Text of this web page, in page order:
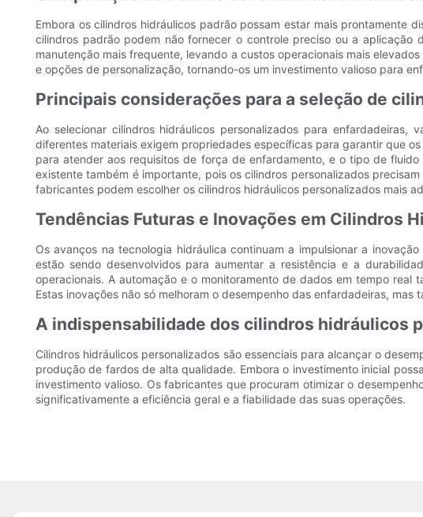
Embora os cilindros hidráulicos padrão possam estar mais prontamente
cilindros padrão podem não fornecer o controle preciso ou a
manutenção mais frequente, levando a custos operacionais mais
e opções de personalização, tornando-os um investimento valioso para
Principais considerações para a seleção de
Ao selecionar cilindros hidráulicos personalizados para
diferentes materiais exigem propriedades específicas para garantir que
para atender aos requisitos de força de enfardamento, e o tipo de
existente também é importante, pois os cilindros personalizados
fabricantes podem escolher os cilindros hidráulicos personalizados mais
Tendências Futuras e Inovações em Cilindros
Os avanços na tecnologia hidráulica continuam a impulsionar a
estão sendo desenvolvidos para aumentar a resistência e a
operacionais. A automação e o monitoramento de dados em tempo
Estas inovações não só melhoram o desempenho das enfardadeiras,
A indispensabilidade dos cilindros hidráulicos
Cilindros hidráulicos personalizados são essenciais para alcançar o
produção de fardos de alta qualidade. Embora o investimento inicial
investimento valioso. Os fabricantes que procuram otimizar o
significativamente a eficiência geral e a fiabilidade das suas operações.